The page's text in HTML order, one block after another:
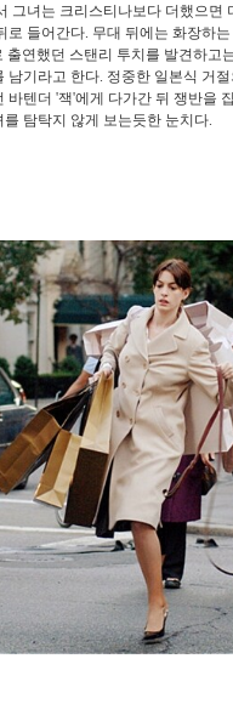
그녀는 크리스티나보다 더했으
로 들어간다. 무대 뒤에는 화장하
출연했던 스탠리 투치를 발견하
남기라고 한다. 정중한 일본식 거
바텐더 '잭'에게 다가간 뒤 쟁반을
탐탁지 않게 보는듯한 눈치다.